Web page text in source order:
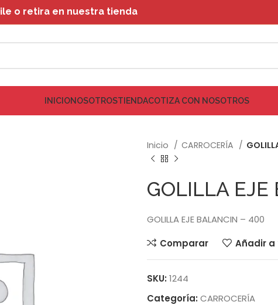
o retira en nuestra tienda
INICIONOSOTROSTIENDACOTIZA CON NOSOTROS
Inicio CARROCERÍA
GOLILLA
GOLILLA EJE BALANCIN – 400
Comparar
Añadir
SKU: 1244
Categoría: CARROCERÍA